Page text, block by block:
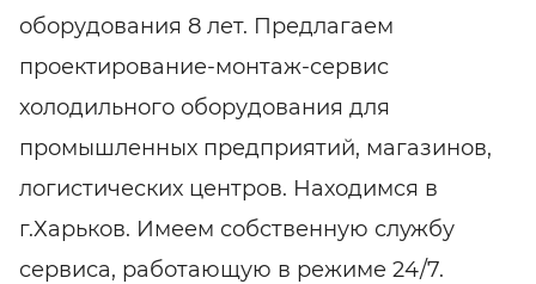
оборудования 8 лет. Предлагаем
проектирование-монтаж-сервис
холодильного оборудования для
промышленных предприятий, магазинов,
логистических центров. Находимся в
г.Харьков. Имеем собственную службу
сервиса, работающую в режиме 24/7.